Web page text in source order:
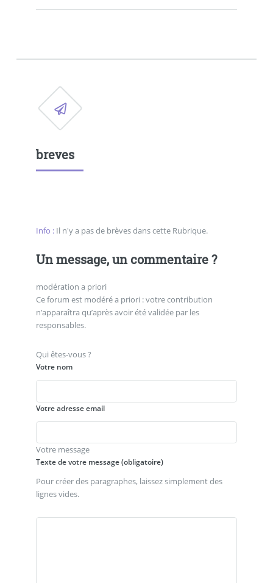
breves
Info :Il n'y a pas de brèves dans cette Rubrique.
Un message, un commentaire ?
modération a priori
Ce forum est modéré a priori : votre contribution
n’apparaîtra qu’après avoir été validée par les
responsables.
Qui êtes-vous ?
Votre nom
Votre adresse email
Votre message
Texte de votre message (obligatoire)
Pour créer des paragraphes, laissez simplement des
lignes vides.